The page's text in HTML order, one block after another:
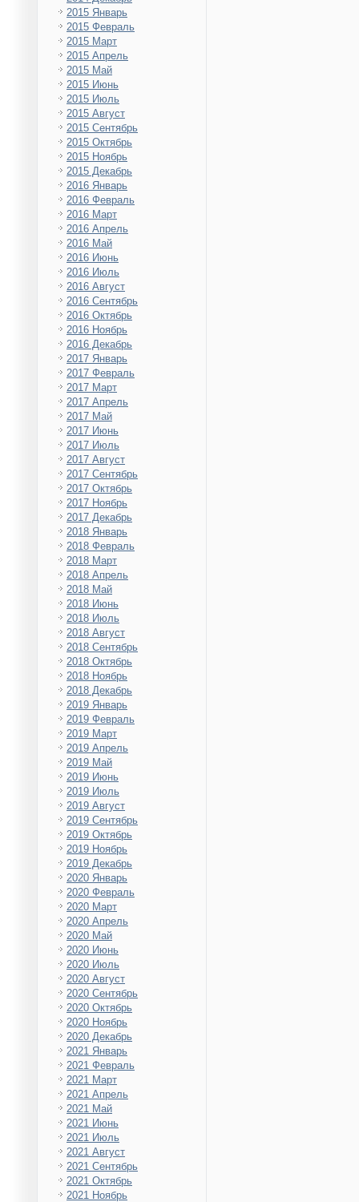
2015 Январь
2015 Февраль
2015 Март
2015 Апрель
2015 Май
2015 Июнь
2015 Июль
2015 Август
2015 Сентябрь
2015 Октябрь
2015 Ноябрь
2015 Декабрь
2016 Январь
2016 Февраль
2016 Март
2016 Апрель
2016 Май
2016 Июнь
2016 Июль
2016 Август
2016 Сентябрь
2016 Октябрь
2016 Ноябрь
2016 Декабрь
2017 Январь
2017 Февраль
2017 Март
2017 Апрель
2017 Май
2017 Июнь
2017 Июль
2017 Август
2017 Сентябрь
2017 Октябрь
2017 Ноябрь
2017 Декабрь
2018 Январь
2018 Февраль
2018 Март
2018 Апрель
2018 Май
2018 Июнь
2018 Июль
2018 Август
2018 Сентябрь
2018 Октябрь
2018 Ноябрь
2018 Декабрь
2019 Январь
2019 Февраль
2019 Март
2019 Апрель
2019 Май
2019 Июнь
2019 Июль
2019 Август
2019 Сентябрь
2019 Октябрь
2019 Ноябрь
2019 Декабрь
2020 Январь
2020 Февраль
2020 Март
2020 Апрель
2020 Май
2020 Июнь
2020 Июль
2020 Август
2020 Сентябрь
2020 Октябрь
2020 Ноябрь
2020 Декабрь
2021 Январь
2021 Февраль
2021 Март
2021 Апрель
2021 Май
2021 Июнь
2021 Июль
2021 Август
2021 Сентябрь
2021 Октябрь
2021 Ноябрь